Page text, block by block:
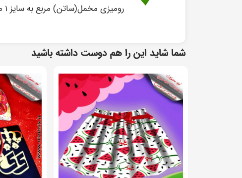
رومیزی مخمل(ساتن) مربع به سایز ۱ متر در ۱ متر
شما شاید این را هم دوست داشته باشید